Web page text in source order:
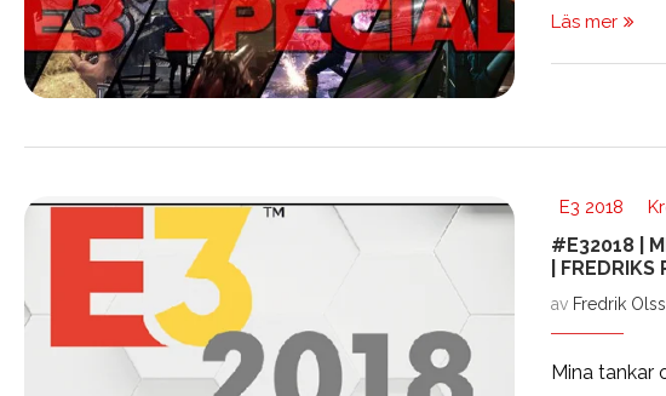
Läs mer
E3 2018
#E32018 |
|
av Fredrik
Mina tankar